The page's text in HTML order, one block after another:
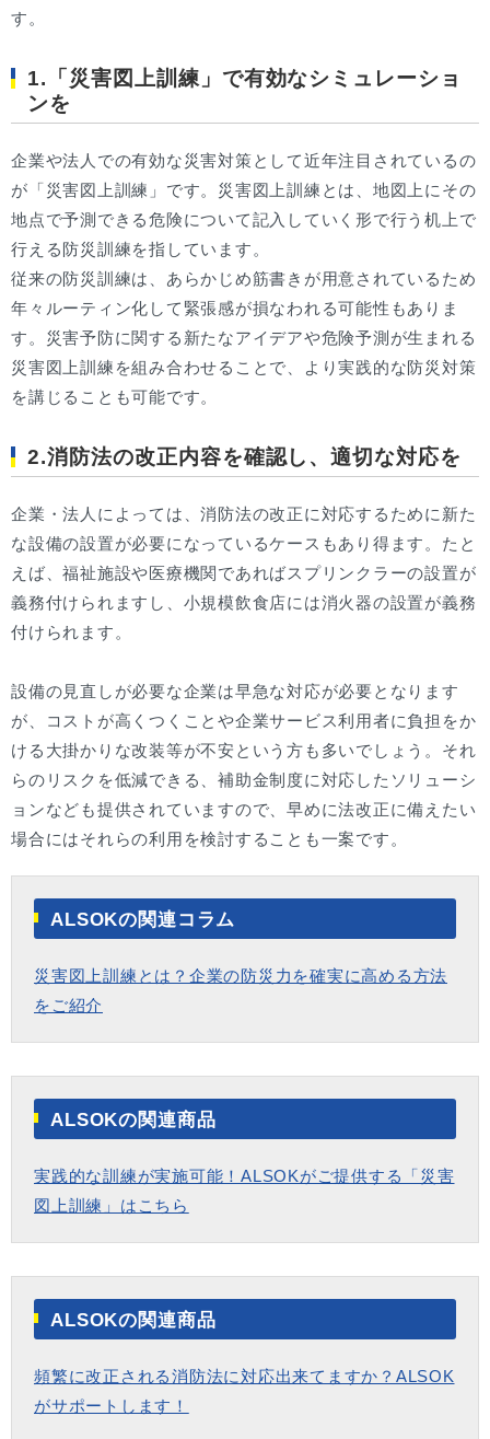
す。
1.「災害図上訓練」で有効なシミュレーショ
ンを
企業や法人での有効な災害対策として近年注目されているの
が「災害図上訓練」です。災害図上訓練とは、地図上にその
地点で予測できる危険について記入していく形で行う机上で
行える防災訓練を指しています。
従来の防災訓練は、あらかじめ筋書きが用意されているため
年々ルーティン化して緊張感が損なわれる可能性もありま
す。災害予防に関する新たなアイデアや危険予測が生まれる
災害図上訓練を組み合わせることで、より実践的な防災対策
を講じることも可能です。
2.消防法の改正内容を確認し、適切な対応を
企業・法人によっては、消防法の改正に対応するために新た
な設備の設置が必要になっているケースもあり得ます。たと
えば、福祉施設や医療機関であればスプリンクラーの設置が
義務付けられますし、小規模飲食店には消火器の設置が義務
付けられます。
設備の見直しが必要な企業は早急な対応が必要となります
が、コストが高くつくことや企業サービス利用者に負担をか
ける大掛かりな改装等が不安という方も多いでしょう。それ
らのリスクを低減できる、補助金制度に対応したソリューシ
ョンなども提供されていますので、早めに法改正に備えたい
場合にはそれらの利用を検討することも一案です。
ALSOKの関連コラム
災害図上訓練とは？企業の防災力を確実に高める方法
をご紹介
ALSOKの関連商品
実践的な訓練が実施可能！ALSOKがご提供する「災害
図上訓練」はこちら
ALSOKの関連商品
頻繁に改正される消防法に対応出来てますか？ALSOK
がサポートします！